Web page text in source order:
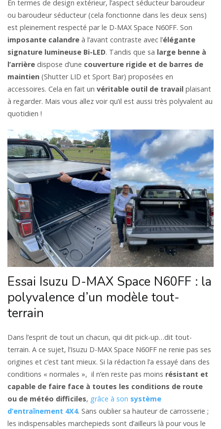
En termes de design extérieur, l’aspect séducteur baroudeur
ou baroudeur séducteur (cela fonctionne dans les deux sens)
est pleinement respecté par le D-MAX Space N60FF. Son
imposante calandre à l’avant contraste avec l’élégante
signature lumineuse Bi-LED. Tandis que sa large benne à
l’arrière dispose d’une couverture rigide et de barres de
maintien (Shutter LID et Sport Bar) proposées en
accessoires. Cela en fait un véritable outil de travail plaisant
à regarder. Mais vous allez voir qu’il est aussi très polyvalent au
quotidien !
Essai Isuzu D-MAX Space N60FF : la
polyvalence d’un modèle tout-
terrain
Dans l’esprit de tout un chacun, qui dit pick-up…dit tout-
terrain. A ce sujet, l’Isuzu D-MAX Space N60FF ne renie pas ses
origines et c’est tant mieux. Si la rédaction l’a essayé dans des
conditions « normales », il n’en reste pas moins résistant et
capable de faire face à toutes les conditions de route
ou de météo difficiles, grâce à son système
d’entraînement 4X4. Sans oublier sa hauteur de carrosserie ;
les indispensables marchepieds sont d’ailleurs là pour vous le